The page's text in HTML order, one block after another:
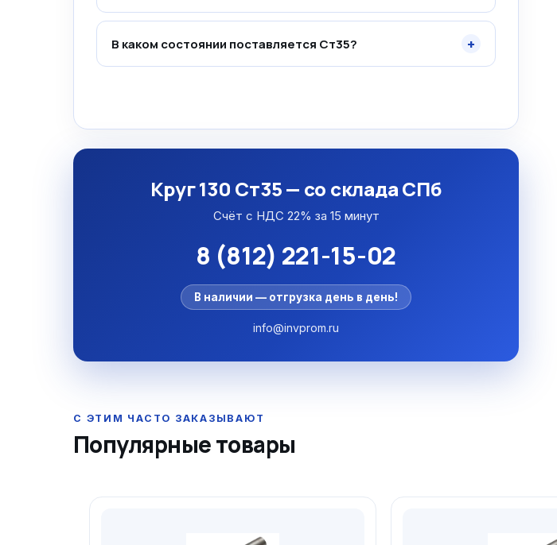
В каком состоянии поставляется Ст35? +
Круг 130 Ст35 — со склада СПб
Счёт с НДС 22% за 15 минут
8 (812) 221-15-02
В наличии — отгрузка день в день!
info@invprom.ru
Популярные товары